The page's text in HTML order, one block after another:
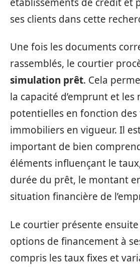
ses clients dans cette
Une fois les documents
rassemblés, le courtier
simulation prêt. Cela
la capacité d’emprunt et les
potentielles en fonction des
immobiliers en vigueur. Il
important de bien
éléments influençant le
durée du prêt, le montant
situation financière de
Le courtier présente
options de financement à
compris les taux fixes et